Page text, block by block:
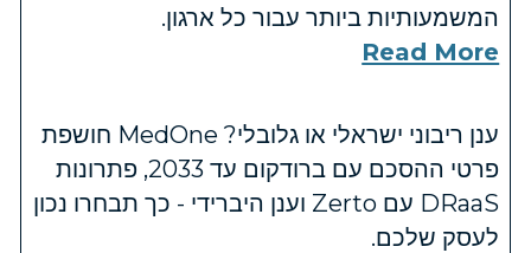
המשמעותיות ביותר עבור כל ארגון.
Read More
ענן ריבוני ישראלי או גלובלי? MedOne חושפת
פרטי ההסכם עם ברודקום עד 2033, פתרונות
DRaaS עם Zerto וענן היברידי - כך תבחרו נכון
לעסק שלכם.